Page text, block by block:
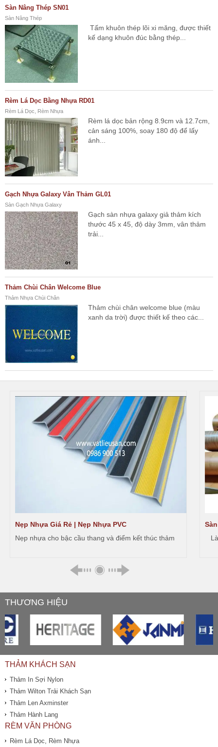
Sàn Nâng Thép SN01
Sàn Nâng Thép
Tấm khuôn thép lõi xi măng, được thiết
kế dạng khuôn đúc bằng thép...
Rèm Lá Dọc Bằng Nhựa RD01
Rèm Lá Dọc, Rèm Nhựa
Rèm lá dọc bản rộng 8.9cm và 12.7cm,
cản sáng 100%, soay 180 độ để lấy
ánh...
Gạch Nhựa Galaxy Vân Thảm GL01
Sàn Gạch Nhựa Galaxy
Gạch sàn nhựa galaxy giả thảm kích
thước 45 x 45, độ dày 3mm, vân thảm
trải...
Thảm Chùi Chân Welcome Blue
Thảm Nhựa Chùi Chân
Thảm chùi chân welcome blue (màu
xanh da trời) được thiết kế theo các...
Nẹp Nhựa Giá Rẻ | Nẹp Nhựa PVC
Nẹp nhựa cho bậc cầu thang và điểm kết thúc thảm
Là
THƯƠNG HIỆU
THẢM KHÁCH SẠN
Thảm In Sợi Nylon
Thảm Wilton Trải Khách Sạn
Thảm Len Axminster
Thảm Hành Lang
RÈM VĂN PHÒNG
Rèm Lá Dọc, Rèm Nhựa